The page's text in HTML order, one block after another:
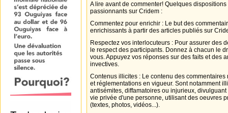
A lire avant de commenter! Quelques
passionnants sur Cridem :
Commentez pour enrichir : Le but des
enrichissants à partir des articles publiés sur
Respectez vos interlocuteurs : Pour assurer des
le respect des participants. Donnez à chacun le
vous. Appuyez vos réponses sur des faits et des
invectives.
Contenus illicites : Le contenu des
et réglementations en vigueur. Sont notamment
antisémites, diffamatoires ou injurieux,
vie privée d'une personne, utilisant des oeuvres
(textes, photos, vidéos...).